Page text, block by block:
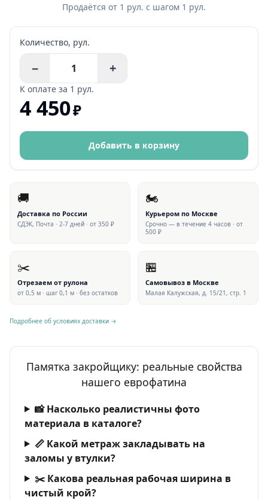
Продаётся от 1 рул. с шагом 1 рул.
Количество, рул.
− +
К оплате за 1 рул.
4 450₽
Добавить в корзину
🚚
Доставка по России
СДЭК, Почта · 2-7 дней · от 350 ₽
🏍
Курьером по Москве
Срочно — в течение 4 часов · от
500 ₽
✂️
Отрезаем от рулона
от 0,5 м · шаг 0,1 м · без остатков
🏪
Самовывоз в Москве
Малая Калужская, д. 15/21, стр. 1
Подробнее об условиях доставки →
Памятка закройщику: реальные свойства
нашего еврофатина
📸 Насколько реалистичны фото
материала в каталоге?
📏 Какой метраж закладывать на
заломы у втулки?
✂️ Какова реальная рабочая ширина в
чистый крой?